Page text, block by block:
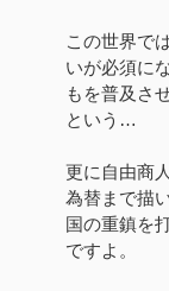
この世界で
いが必須に
もを普及さ
という…
更に自由商
為替まで描
国の重鎮を
ですよ。